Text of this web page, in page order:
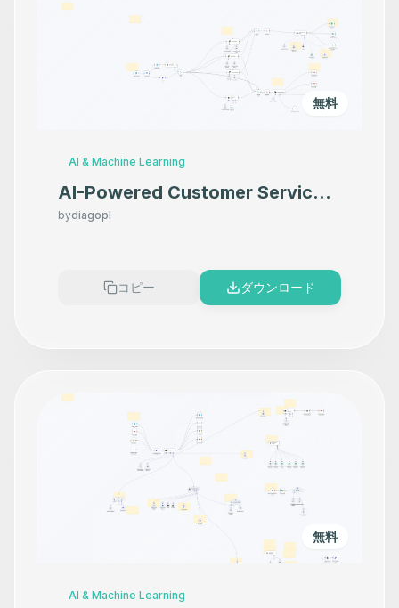
無料
AI & Machine Learning
AI-Powered Customer Service
Automation with GPT,
bydiagopl
コピー ダウンロード
無料
AI & Machine Learning